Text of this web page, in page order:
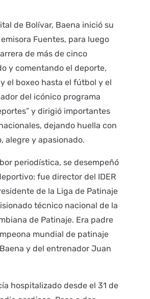
de Bolívar, Baena inició su
Fuentes, para luego
de más de cinco
y comentando el deporte,
el boxeo hasta el fútbol y el
del icónico programa
y dirigió importantes
dejando huella con
alegre y apasionado.
periodística, se desempeñó
fue director del IDER
de la Liga de Patinaje
técnico nacional de la
de Patinaje. Era padre
mundial de patinaje
y del entrenador Juan
hospitalizado desde el 31 de